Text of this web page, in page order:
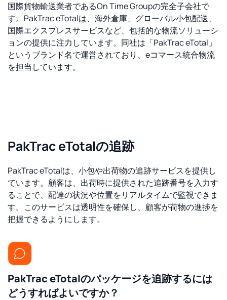
国際貨物輸送業者であるOn Time Groupの完全子会社で
す。PakTrac eTotalは、海外倉庫、グローバル小包配送、
国際エクスプレスサービスなど、包括的な物流ソリューシ
ョンの提供に注力しています。同社は「PakTrac eTotal」
というブランド名で運営されており、eコマース統合物流
を担当しています。
PakTrac eTotalの追跡
PakTrac eTotalは、小包や出荷物の追跡サービスを提供し
ています。顧客は、出荷時に提供された追跡番号を入力す
ることで、配達の状況や位置をリアルタイムで監視できま
す。このサービスは透明性を確保し、顧客が荷物の進捗を
把握できるようにします。
PakTrac eTotalのパッケージを追跡するには
どうすればよいですか？